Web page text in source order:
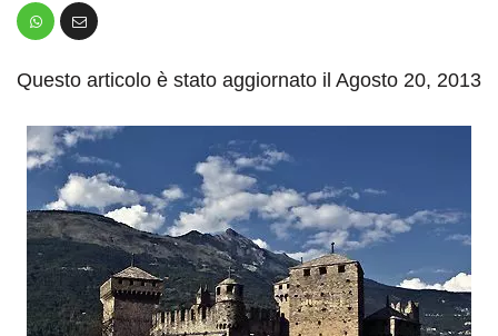
Questo articolo è stato aggiornato il Agosto 20, 2013